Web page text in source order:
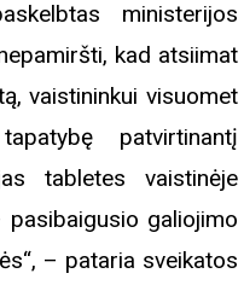
ministerijos
kad atsiimat
vaistininkui visuomet
patvirtinantį
tabletes vaistinėje
galiojimo
– pataria sveikatos